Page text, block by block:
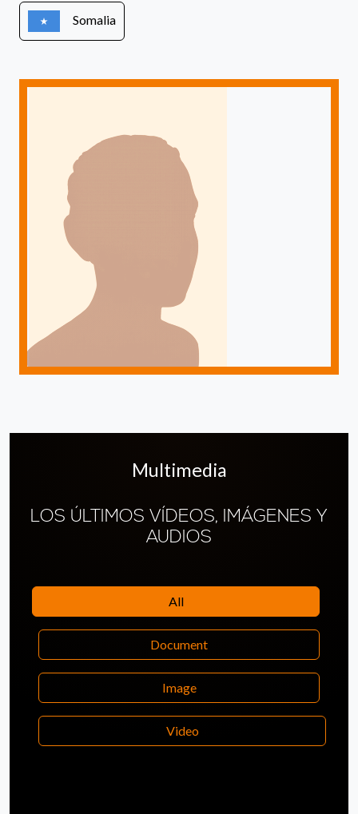
Somalia
Multimedia
LOS ÚLTIMOS VÍDEOS, IMÁGENES Y
AUDIOS
All
Document
Image
Video